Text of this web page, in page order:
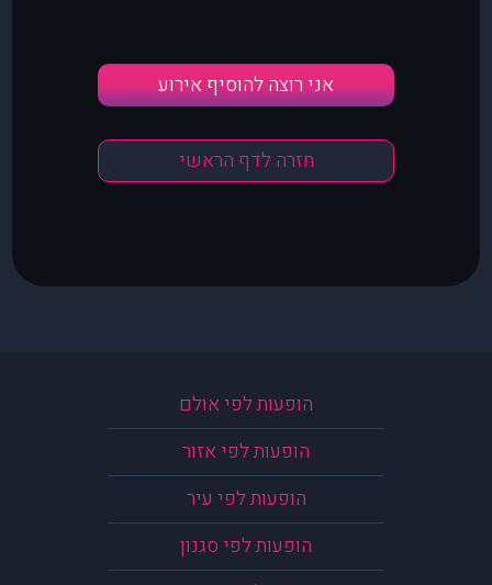
אני רוצה להוסיף אירוע
חזרה לדף הראשי
הופעות לפי אולם
הופעות לפי אזור
הופעות לפי עיר
הופעות לפי סגנון